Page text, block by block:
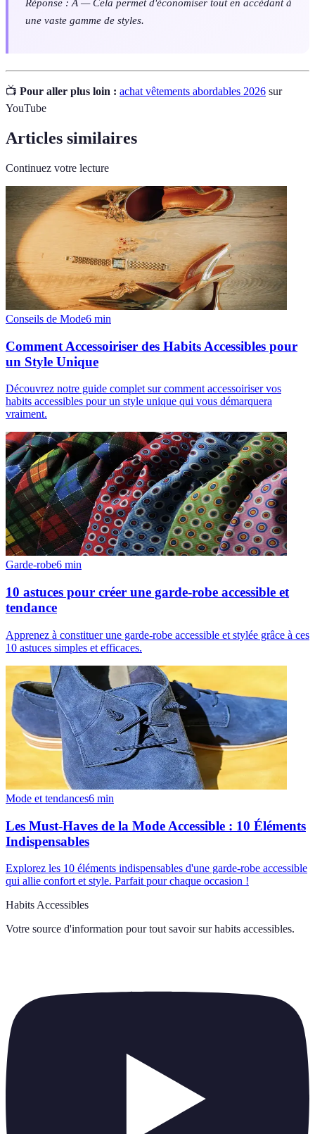
Réponse : A — Cela permet d'économiser tout en accédant à
une vaste gamme de styles.
📺 Pour aller plus loin : achat vêtements abordables 2026 sur
YouTube
Articles similaires
Continuez votre lecture
Conseils de Mode6 min
Comment Accessoiriser des Habits Accessibles pour
un Style Unique
Découvrez notre guide complet sur comment accessoiriser vos
habits accessibles pour un style unique qui vous démarquera
vraiment.
Garde-robe6 min
10 astuces pour créer une garde-robe accessible et
tendance
Apprenez à constituer une garde-robe accessible et stylée grâce à ces
10 astuces simples et efficaces.
Mode et tendances6 min
Les Must-Haves de la Mode Accessible : 10 Éléments
Indispensables
Explorez les 10 éléments indispensables d'une garde-robe accessible
qui allie confort et style. Parfait pour chaque occasion !
Habits Accessibles
Votre source d'information pour tout savoir sur habits accessibles.